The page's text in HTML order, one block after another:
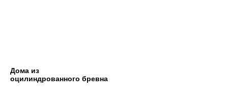
Дома из
оцилиндрованного бревна